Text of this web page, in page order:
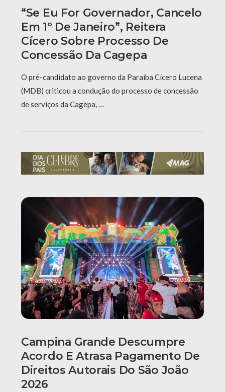
“Se Eu For Governador, Cancelo
Em 1º De Janeiro”, Reitera
Cícero Sobre Processo De
Concessão Da Cagepa
O pré-candidato ao governo da Paraíba Cícero Lucena
(MDB) criticou a condução do processo de concessão
de serviços da Cagepa, …
Campina Grande Descumpre
Acordo E Atrasa Pagamento De
Direitos Autorais Do São João
2026